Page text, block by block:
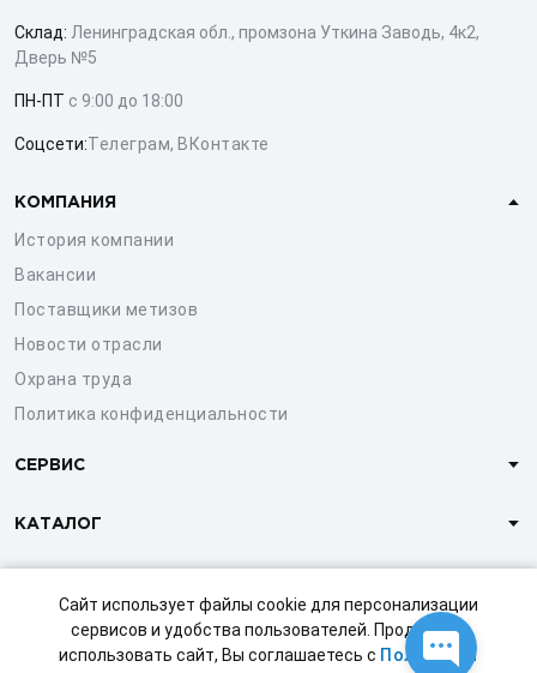
Сайт использует файлы cookie для персонализации
сервисов и удобства пользователей. Продолжая
использовать сайт, Вы соглашаетесь с Политикой
Склад: Ленинградская обл., промзона Уткина Заводь, 4к2,
Дверь №5
ПН-ПТ с 9:00 до 18:00
Соцсети:Телеграм, ВКонтакте
КОМПАНИЯ
История компании
Вакансии
Поставщики метизов
Новости отрасли
Охрана труда
Политика конфиденциальности
СЕРВИС
КАТАЛОГ